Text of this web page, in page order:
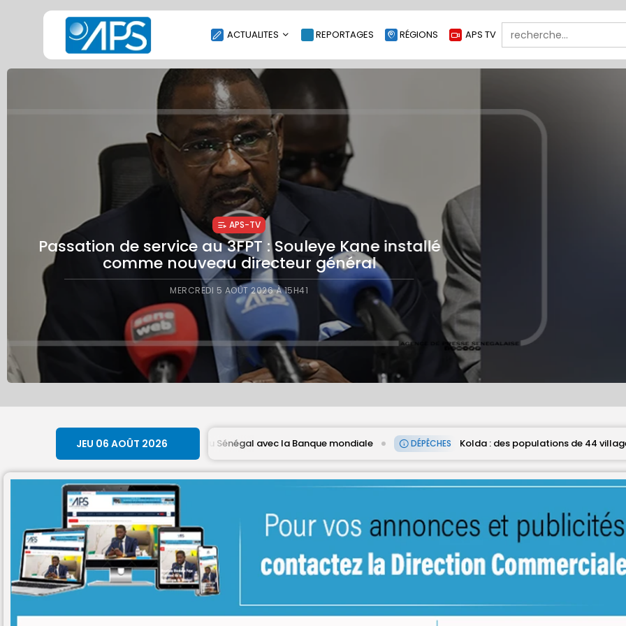
ACTUALITES
POLITIQUE
SOCIÉTÉ
ÉCONOMIE
CULTURE
SPORT
ENVIRONNEMENT
INTERNATIONAL
AGENDA
SANTE
REPORTAGES RÉGIONS APS TV
Search
for:
APS-TV
SONACOS : Un produit de la boîte à la tête pour
mesurer pleinement la mission
MERCREDI 5 AOÛT 2026 À 15H31
JEU 06 AOÛT 2026
nouvel accord du Sénégal avec la Banque mondiale DÉPÊCHES Kolda : des populations de 44 villages réclament